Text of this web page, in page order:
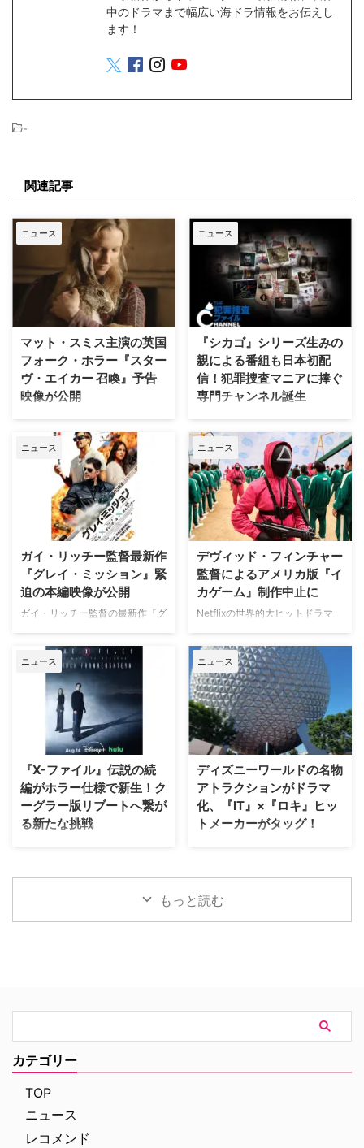
中のドラマまで幅広い海ドラ情報をお伝えし
ます！
-
関連記事
ニュース
マット・スミス主演の英国
フォーク・ホラー『スター
ヴ・エイカー 召喚』予告
映像が公開
英国ヨークシャー地方を舞台に、
土地の伝承と家族の崩壊を描くフ
ォーク・ホラー映画『スターヴ・
エイカー 召喚』。公開に先駆け
て、不穏な空気が漂う日本版予告
映像と、英国らしい曇天の世界観
が印象的な場面写真が一挙に公開
された。 土地に眠る伝承と家族
の崩壊を描く、静謐なるフォー
ク・ホラー リチャードとジュリ
エット夫妻が最近移り住んだ英国
ヨークシャー地方の人里離れた
「スターヴ・エイカー」は、家族
ように思われる。ある日、彼らの
幼い息子オーウェンは喘息発作に
よって突然命を落としてしまう。
ニュース
『シカゴ』シリーズ生みの
親による番組も日本初配
信！犯罪捜査マニアに捧ぐ
専門チャンネル誕生
日本唯一のミステリードラマ専門
チャンネル「ミステリーチャンネ
ル」が、開局月である8月に展開
する新たなサービスとして、犯罪
捜査に特化した新たな専門チャン
ネル「THE 犯罪捜査ファイル・
チャンネル」をスタート。 『ラ
イン・オブ・デューティ』キャス
本チャンネルは、JCOM株式会社
がAmazon Prime Videoで提供す
る新たなチャンネルパッケージサ
ービス「プレミアTVパック」の
の高い犯罪捜査ドラマや放送には
ないクライムドキュメンタリーを
配信する …
ニュース
ガイ・リッチー監督最新作
『グレイ・ミッション』緊
迫の本編映像が公開
ガイ・リッチー監督の最新作『グ
立ち、ジェイク・ギレンホールと
ヘンリー・カヴィルによるスタイ
リッシュなアクションとユーモア
が詰まった本編映像が公開され
た。さらに、著名人たちからの絶
賛コメントも到着した。 最強の
二人が挑む成功率ゼロパーセント
ション』 『シャーロック・ホー
ムズ』や『コードネーム
U.N.C.L.E.』で世界中の映画ファ
ンを熱狂させたガイ・リッチー監
ニュース
デヴィッド・フィンチャー
監督によるアメリカ版『イ
カゲーム』制作中止に
Netflixの世界的大ヒットドラマ
ド・フィンチャー監督がメガホン
をとる予定だった英語版スピンオ
フ『Heckler（仮題）』の企画開
発が中止されたことが明らかにな
った。一時は同フランチャイズ初
の英語によるドラマシリーズとし
て期待されていたが、動画配信プ
を受け、プロジェクトは表舞台か
ら姿を消すこととなった。米
ThePlaylistが報じている。 デヴ
ィッド・フィンチャーが進めてい
ニュース
『X-ファイル』伝説の続
編がホラー仕様で新生！ク
ーグラー版リブートへ繋が
る新たな挑戦
SFサスペンスの金字塔『X-ファ
ル：真実を求めて』が、18年の時
を経て、クリス・カーター監督の
手によるよりダークなディレクタ
ーズ・カット版として遂に日の目
はホラー映画さながらの予告編映
像を独独入手。新たに付与された
タイトルは『The X-Files: I Want
to B …
ニュース
ディズニーワールドの名物
アトラクションがドラマ
化、『IT』×『ロキ』ヒッ
トメーカーがタッグ！
Disney+が、ウォルト・ディズニ
EPCOTを代表する大人気アトラ
クションに着想を得たドラマ作品
『Spaceship Earth（原題）』の
パイロット版を発注した。 ディ
ゥ・デリー “それ”が見えたら、終
わり。』で知られるジェイソン・
『ロキ』のマイケル・ウォルドロ
もっと読む
カテゴリー
TOP
ニュース
レコメンド